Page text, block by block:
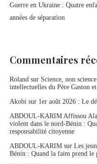
Guerre en Ukraine : Quatre
années de séparation
Commentaires
Roland sur Science, non
intellectuelles du Père Gaston
Akobi sur 1er août 2026 : Le
ABDOUL-KARIM Affissou
violent dans le nord-Bénin :
responsabilité citoyenne
ABDOUL-KARIM sur Les
Bénin : Quand la faim prend le